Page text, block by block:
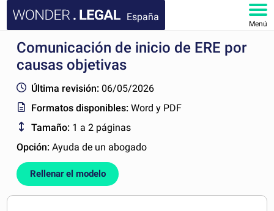
España
Menú
INICIO
FAQ
MI CUENTA
Comunicación de inicio de ERE por
causas objetivas
Última revisión: 06/05/2026
Formatos disponibles:Word y PDF
Tamaño: 1 a 2 páginas
Opción:Ayuda de un abogado
Rellenar el modelo